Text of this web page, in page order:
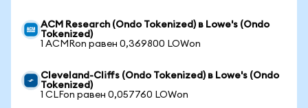
ACM Research (Ondo Tokenized) в Lowe's (Ondo
Tokenized)
1 ACMRon равен 0,369800 LOWon
Cleveland-Cliffs (Ondo Tokenized) в Lowe's (Ondo
Tokenized)
1 CLFon равен 0,057760 LOWon